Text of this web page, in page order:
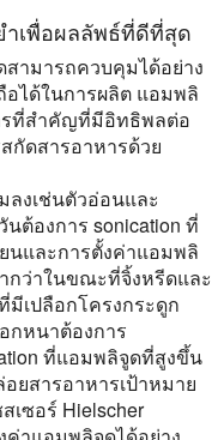
เพื่อผลลัพธ์ที่ดีที่สุด
สามารถควบคุมได้อย่าง
ได้ในการผลิต แอมพลิ
รที่สําคัญที่มีอิทธิพลต่อ
กัดสารอาหารด้วย
ลงเช่นตัวอ่อนและ
นต้องการ sonication ที่
นและการตั้งค่าแอมพลิ
กว่าในขณะที่จิ้งหรีดและ
มีเปลือกโครงกระดูก
กหนาต้องการ
ที่แอมพลิจูดที่สูงขึ้น
อยสารอาหารเป้าหมาย
เซอร์ Hielscher